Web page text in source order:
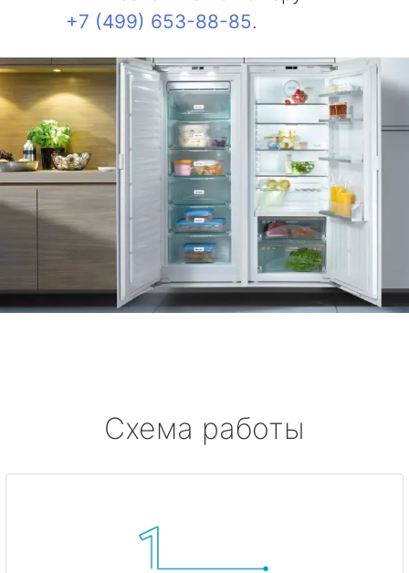
+7 (499) 653-88-85.
Схема работы